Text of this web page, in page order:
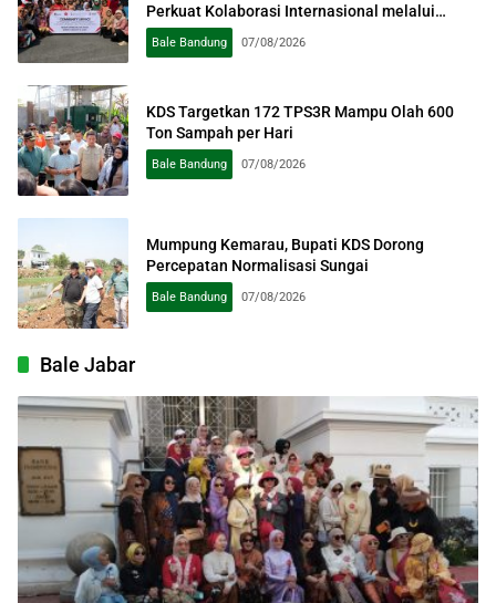
Perkuat Kolaborasi Internasional melalui
Pengabdian kepada Masyarakat
Bale Bandung 07/08/2026
KDS Targetkan 172 TPS3R Mampu Olah 600
Ton Sampah per Hari
Bale Bandung 07/08/2026
Mumpung Kemarau, Bupati KDS Dorong
Percepatan Normalisasi Sungai
Bale Bandung 07/08/2026
Bale Jabar